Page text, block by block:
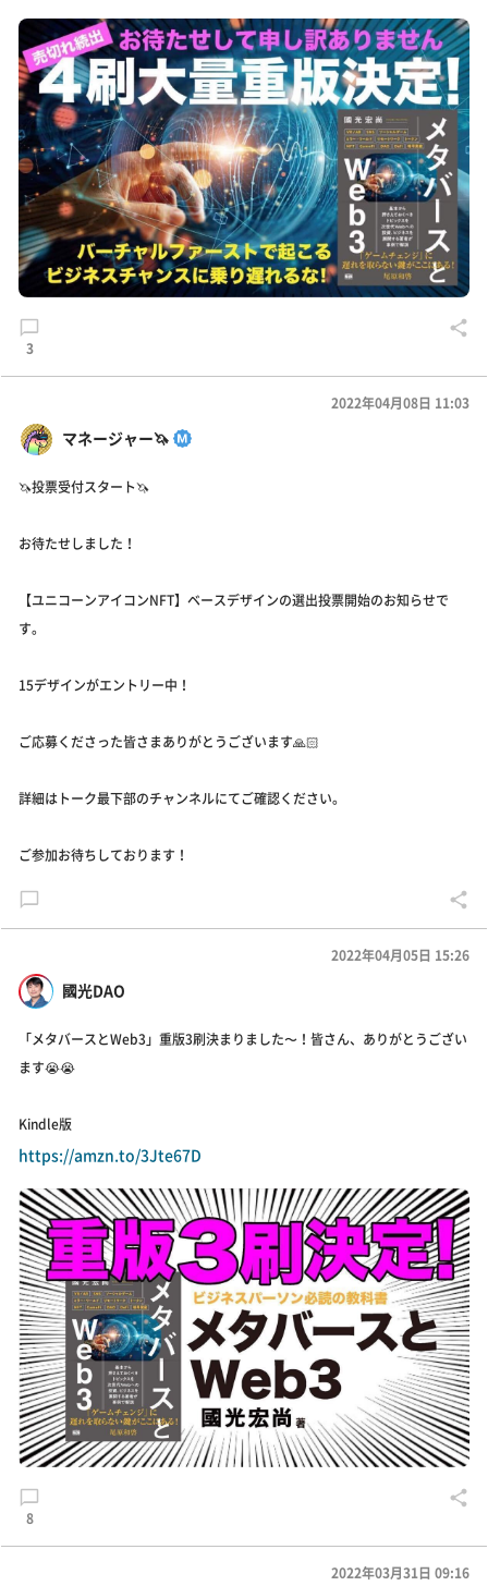
3
マネージャー🦄
2022年04月08日 11:03
🦄投票受付スタート🦄
お待たせしました！
【ユニコーンアイコンNFT】ベースデザインの選出投票開始のお知らせで
す。
15デザインがエントリー中！
ご応募くださった皆さまありがとうございます🙏🏻
詳細はトーク最下部のチャンネルにてご確認ください。
ご参加お待ちしております！
國光DAO
2022年04月05日 15:26
「メタバースとWeb3」重版3刷決まりました〜！皆さん、ありがとうござい
ます😭😭
Kindle版
https://amzn.to/3Jte67D
8
2022年03月31日 09:16